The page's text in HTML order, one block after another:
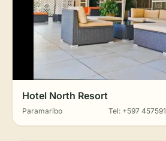
Hotel North Resort
Paramaribo Tel: +597 457591